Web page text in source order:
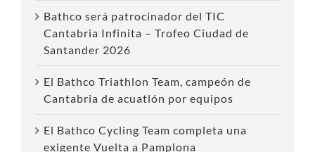
Bathco será patrocinador del TIC
Cantabria Infinita – Trofeo Ciudad de
Santander 2026
El Bathco Triathlon Team, campeón de
Cantabria de acuatlón por equipos
El Bathco Cycling Team completa una
exigente Vuelta a Pamplona